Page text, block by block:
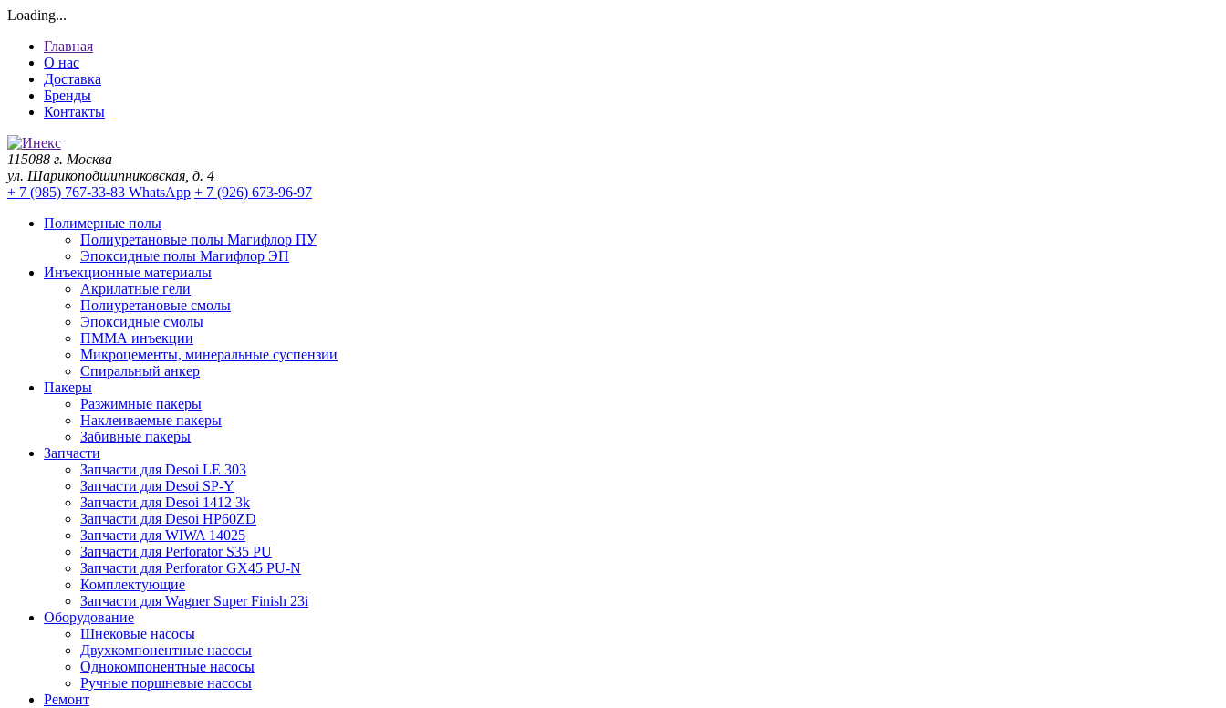
Loading...
Главная
О нас
Доставка
Бренды
Контакты
115088 г. Москва
ул. Шарикоподшипниковская, д. 4
+ 7 (985) 767-33-83 WhatsApp + 7 (926) 673-96-97
Полимерные полы
Полиуретановые полы Магифлор ПУ
Эпоксидные полы Магифлор ЭП
Инъекционные материалы
Акрилатные гели
Полиуретановые смолы
Эпоксидные смолы
ПММА инъекции
Микроцементы, минеральные суспензии
Спиральный анкер
Пакеры
Разжимные пакеры
Наклеиваемые пакеры
Забивные пакеры
Запчасти
Запчасти для Desoi LE 303
Запчасти для Desoi SP-Y
Запчасти для Desoi 1412 3k
Запчасти для Desoi HP60ZD
Запчасти для WIWA 14025
Запчасти для Perforator S35 PU
Запчасти для Perforator GX45 PU-N
Комплектующие
Запчасти для Wagner Super Finish 23i
Оборудование
Шнековые насосы
Двухкомпонентные насосы
Однокомпонентные насосы
Ручные поршневые насосы
Ремонт